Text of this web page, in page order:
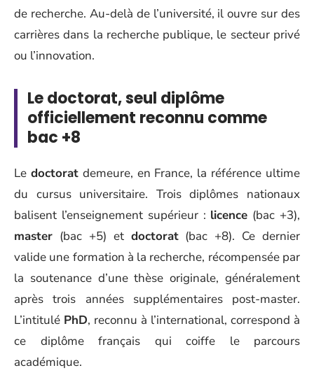
de recherche. Au-delà de l’université, il ouvre sur des
carrières dans la recherche publique, le secteur privé
ou l’innovation.
Le doctorat, seul diplôme
officiellement reconnu comme
bac +8
Le doctoratdemeure, en France, la référence ultime
du cursus universitaire. Trois diplômes nationaux
balisent l’enseignement supérieur : licence (bac +3),
master (bac +5) et doctorat(bac +8). Ce dernier
valide une formation à la recherche, récompensée par
la soutenance d’une thèse originale, généralement
après trois années supplémentaires post-master.
L’intitulé PhD, reconnu à l’international, correspond à
ce diplôme français qui coiffe le parcours
académique.